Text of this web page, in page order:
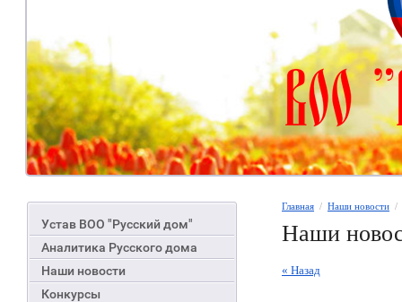
Устав ВОО "Русский дом"
Аналитика Русского дома
Наши новости
Конкурсы
Главная
  /
Наши новости
Наши
« Назад